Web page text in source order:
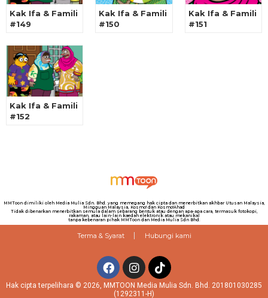
Kak Ifa & Famili
#149
Kak Ifa & Famili
#150
Kak Ifa & Famili
#151
Kak Ifa & Famili
#152
MMToon dimiliki oleh Media Mulia Sdn. Bhd. yang memegang hak cipta dan menerbitkan akhbar Utusan Malaysia,
Mingguan Malaysia, Kosmo! dan Kosmo!Ahad
Tidak dibenarkan menerbitkan semula dalam sebarang bentuk atau dengan apa-apa cara, termasuk fotokopi,
rakaman, atau lain-lain kaedah elektronik atau mekanikal
tanpa kebenaran pihak MMToon dan Media Mulia Sdn Bhd.
Terma & Syarat Hubungi kami
Hak cipta terpelihara © 2026, MMTOON Media Mulia Sdn. Bhd. 201801030285
(1292311-H)